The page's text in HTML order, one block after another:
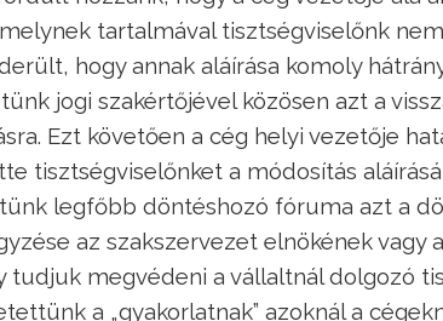
tartalmával tisztségviselőnk
hogy annak aláírása komoly
jogi szakértőjével közösen azt a
Ezt követően a cég helyi vezetője
tisztségviselőnket a módosítás
legfőbb döntéshozó fóruma azt a
az szakszervezet elnökének vagy
tudjuk megvédeni a vállaltnál dolgozó
a „gyakorlatnak” azoknál a